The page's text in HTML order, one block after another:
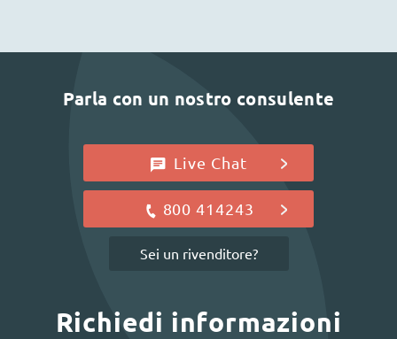
Parla con un nostro consulente
Live Chat
800 414243
Sei un rivenditore?
Richiedi informazioni